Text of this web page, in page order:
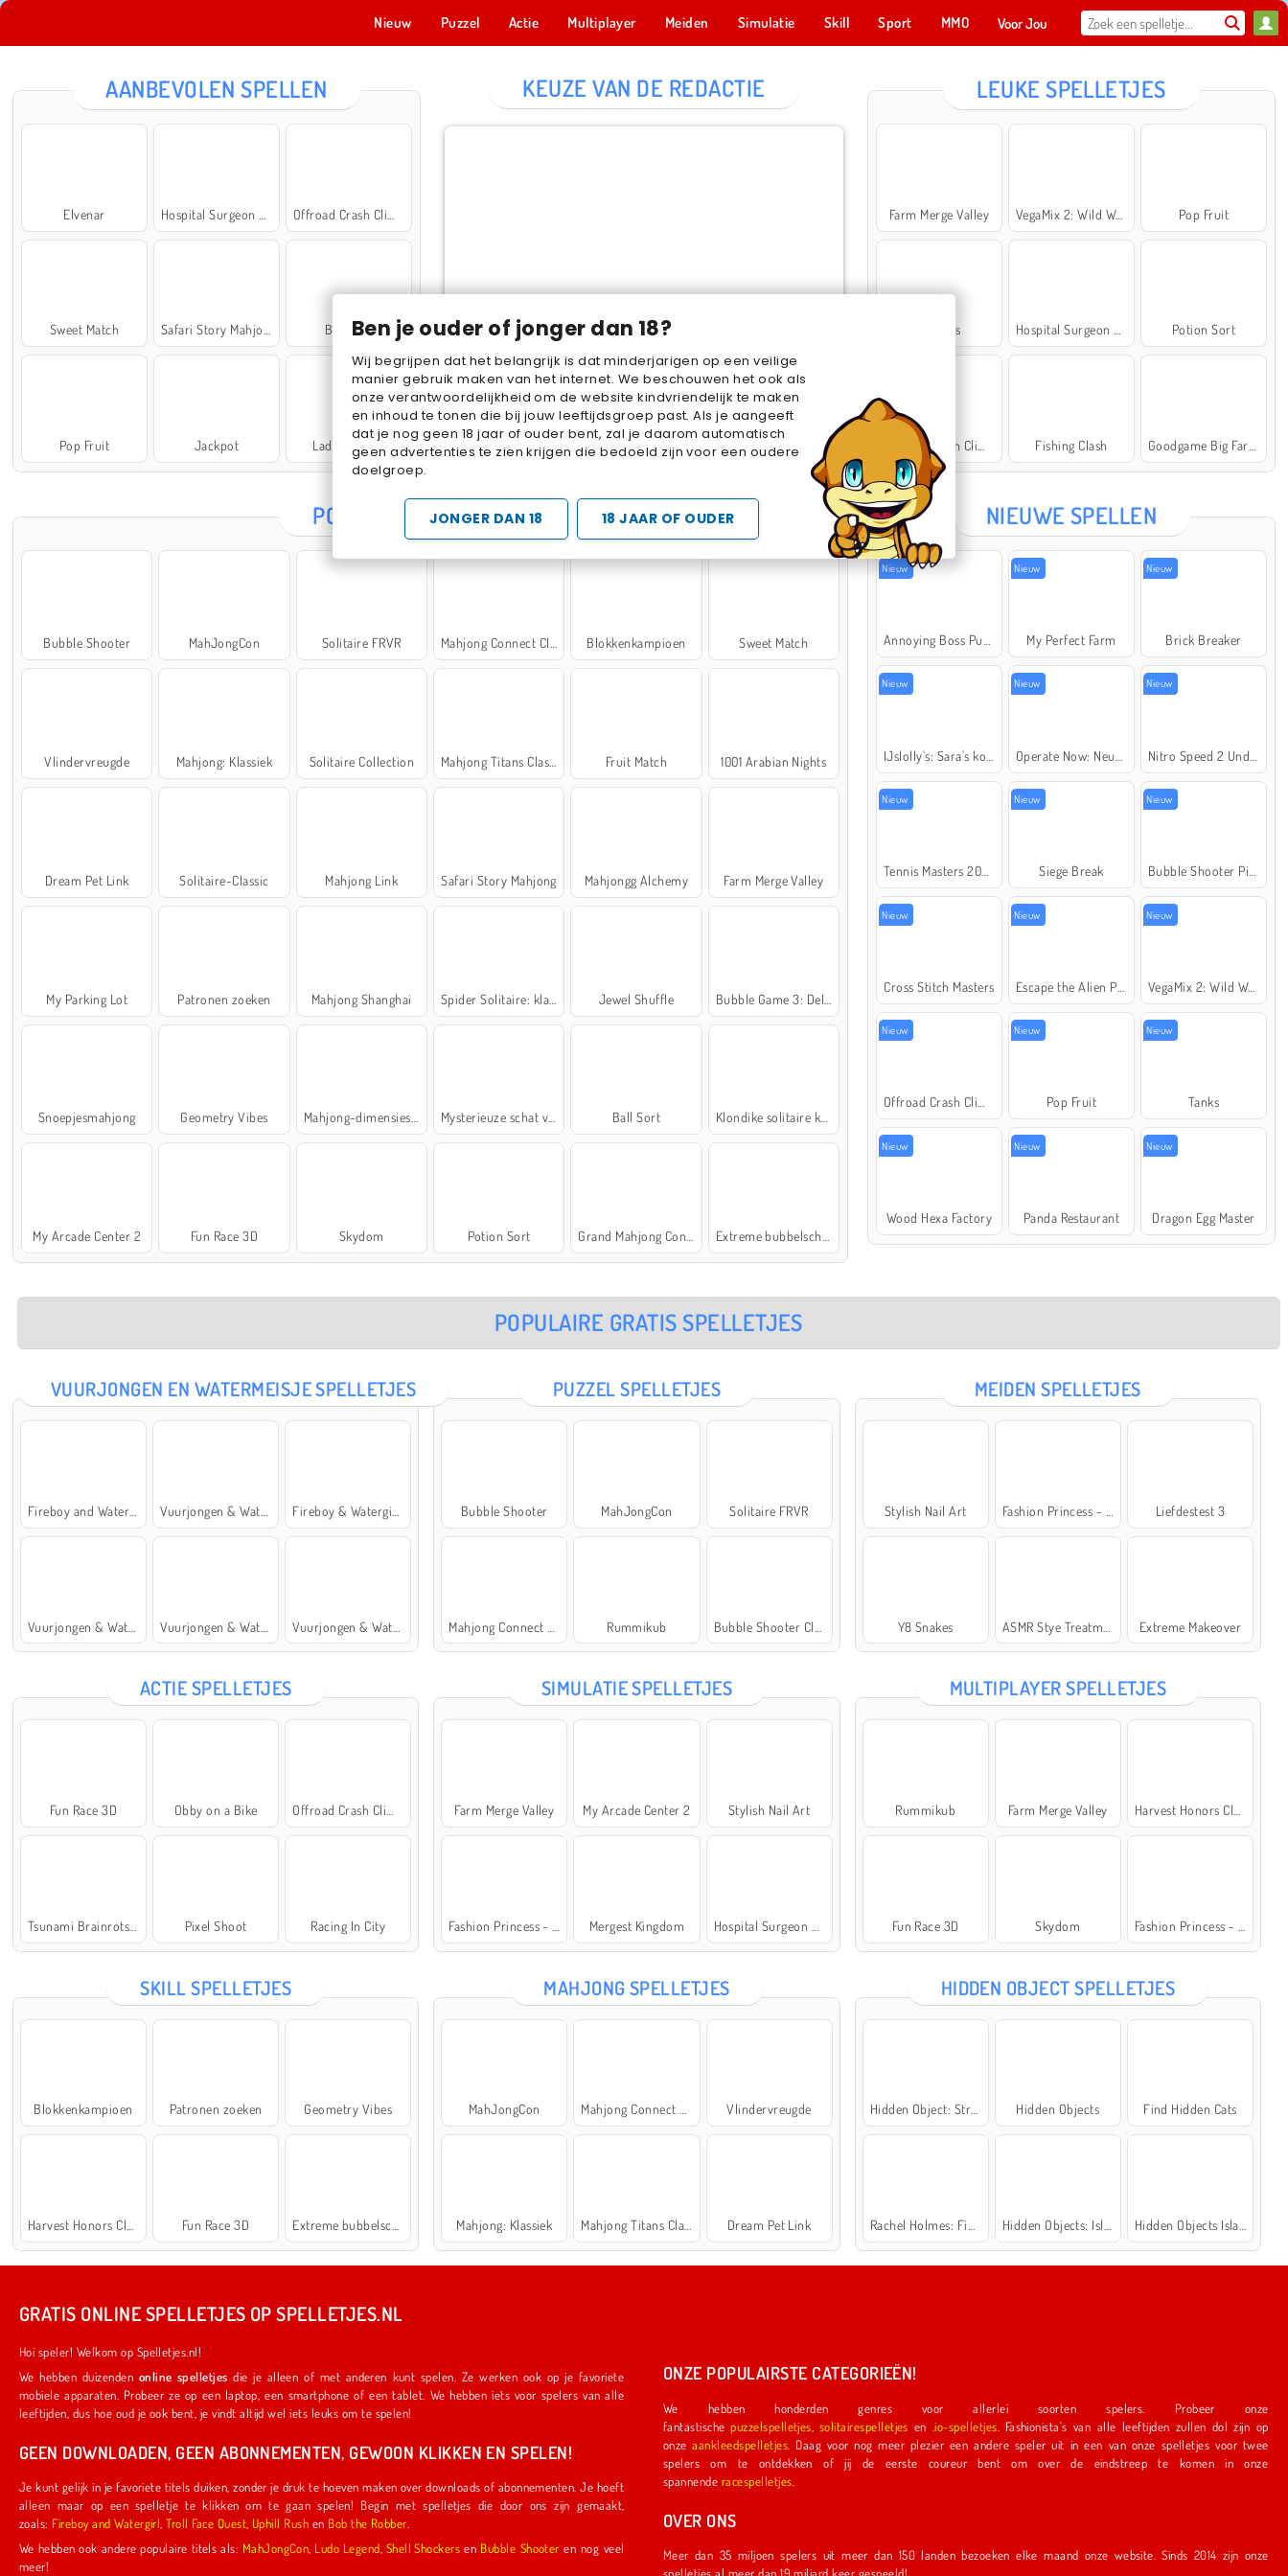
Ben je ouder of jonger dan 18?
Wij begrijpen dat het belangrijk is dat minderjarigen op een veilige
manier gebruik maken van het internet. We beschouwen het ook als
onze verantwoordelijkheid om de website kindvriendelijk te maken
en inhoud te tonen die bij jouw leeftijdsgroep past. Als je aangeeft
dat je nog geen 18 jaar of ouder bent, zal je daarom automatisch
geen advertenties te zien krijgen die bedoeld zijn voor een oudere
doelgroep.
JONGER DAN 18 18 JAAR OF OUDER
Nieuw Puzzel Actie Multiplayer Meiden Simulatie Skill Sport MMO Voor Jou
AANBEVOLEN SPELLEN
Elvenar
Sweet Match Ball Sort
Pop Fruit Jackpot Lady Popular
KEUZE VAN DE REDACTIE
Cake Merge 2 Cross Stitch Masters
Cake Merge 2 Marble Sort Star Stable
LEUKE SPELLETJES
Farm Merge Valley VegaMix 2: Wild West Pop Fruit
Bubbits Potion Sort
Fishing Clash
POPULAIRE SPELLETJES
Bubble Shooter MahJongCon Solitaire FRVR Mahjong Connect Classic Blokkenkampioen Sweet Match
Vlindervreugde Mahjong: Klassiek Solitaire Collection Fruit Match 1001 Arabian Nights
Dream Pet Link Solitaire-Classic Mahjong Link Safari Story Mahjong Mahjongg Alchemy Farm Merge Valley
My Parking Lot Patronen zoeken Mahjong Shanghai Jewel Shuffle
Snoepjesmahjong Geometry Vibes Mahjong-dimensies: 900 seconden Mysterieuze schat van de zee Ball Sort Klondike solitaire kaartspel
My Arcade Center 2 Fun Race 3D Skydom Potion Sort
NIEUWE SPELLEN
Nieuw Nieuw
My Perfect Farm
Nieuw
Brick Breaker
Nieuw Nieuw Nieuw
Nieuw Nieuw
Siege Break
Nieuw
Nieuw
Cross Stitch Masters
Nieuw Nieuw
VegaMix 2: Wild West
Nieuw Nieuw
Pop Fruit
Nieuw
Tanks
Nieuw
Wood Hexa Factory
Nieuw
Panda Restaurant
Nieuw
Dragon Egg Master
POPULAIRE GRATIS SPELLETJES
VUURJONGEN EN WATERMEISJE SPELLETJES PUZZEL SPELLETJES
Bubble Shooter MahJongCon Solitaire FRVR
Rummikub
MEIDEN SPELLETJES
Stylish Nail Art Liefdestest 3
Y8 Snakes Extreme Makeover
ACTIE SPELLETJES
Fun Race 3D Obby on a Bike
Pixel Shoot Racing In City
SIMULATIE SPELLETJES
Farm Merge Valley My Arcade Center 2 Stylish Nail Art
Mergest Kingdom
MULTIPLAYER SPELLETJES
Rummikub Farm Merge Valley
Fun Race 3D Skydom
SKILL SPELLETJES
Blokkenkampioen Patronen zoeken Geometry Vibes
Fun Race 3D
MAHJONG SPELLETJES
MahJongCon Vlindervreugde
Mahjong: Klassiek Dream Pet Link
HIDDEN OBJECT SPELLETJES
Hidden Objects Find Hidden Cats
GRATIS ONLINE SPELLETJES OP SPELLETJES.NL
Hoi speler! Welkom op Spelletjes.nl!
We hebben duizenden online spelletjes die je alleen of met anderen kunt spelen. Ze werken ook op je favoriete
mobiele apparaten. Probeer ze op een laptop, een smartphone of een tablet. We hebben iets voor spelers van alle
leeftijden, dus hoe oud je ook bent, je vindt altijd wel iets leuks om te spelen!
GEEN DOWNLOADEN, GEEN ABONNEMENTEN, GEWOON KLIKKEN EN SPELEN!
Je kunt gelijk in je favoriete titels duiken, zonder je druk te hoeven maken over downloads of abonnementen. Je hoeft
alleen maar op een spelletje te klikken om te gaan spelen! Begin met spelletjes die door ons zijn gemaakt,
zoals:
Fireboy and Watergirl ,Troll Face Quest Uphill Rush en Bob the Robber
We hebben ook andere populaire titels als: MahJongCon Ludo Legend Shell Shockers en Bubble Shooter en nog veel
meer!
ONZE POPULAIRSTE CATEGORIEËN!
We hebben honderden genres voor allerlei soorten spelers. Probeer onze
fantastischepuzzelspelletjes solitairespelletjes en .io-spelletjes
onzeaankleedspelletjes . Daag voor nog meer plezier een andere speler uit in een van onze spelletjes voor twee
spelers om te ontdekken of jij de eerste coureur bent om over de eindstreep te komen in onze
spannende racespelletjes
OVER ONS
Meer dan 35 miljoen spelers uit meer dan 150 landen bezoeken elke maand onze website. Sinds 2014 zijn onze